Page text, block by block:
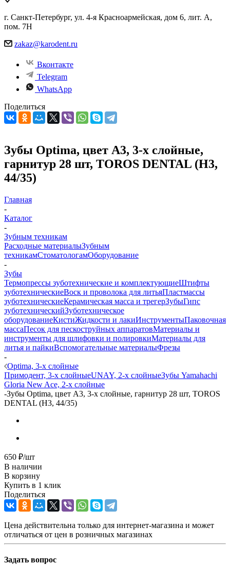
г. Санкт-Петербург, ул. 4-я Красноармейская, дом 6, лит. А,
пом. 7Н
zakaz@karodent.ru
Вконтакте
Telegram
WhatsApp
Поделиться
Зубы Optima, цвет A3, 3-х слойные,
гарнитур 28 шт, TOROS DENTAL (H3,
44/35)
Главная
-
Каталог
-
Зубным техникам
Расходные материалыЗубным
техникамСтоматологамОборудование
-
Зубы
Термопрессы зуботехнические и комплектующиеШтифты
зуботехническиеВоск и проволока для литьяПластмассы
зуботехническиеКерамическая масса и трегерЗубыГипс
зуботехническийЗуботехническое
оборудованиеКистиЖидкости и лакиИнструментыПаковочная
массаПесок для пескоструйных аппаратовМатериалы и
инструменты для шлифовки и полировкиМатериалы для
литья и пайкиВспомогательные материалыФрезы
-
Optima, 3-х слойные
Примодент, 3-х слойныеUNAY, 2-х слойныеЗубы Yamahachi
Gloria New Ace, 2-х слойные
-Зубы Optima, цвет A3, 3-х слойные, гарнитур 28 шт, TOROS
DENTAL (H3, 44/35)
650 ₽/шт
В наличии
В корзину
Купить в 1 клик
Поделиться
Цена действительна только для интернет-магазина и может
отличаться от цен в розничных магазинах
Задать вопрос